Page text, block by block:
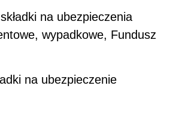
na ubezpieczenia
wypadkowe, Fundusz
na ubezpieczenie